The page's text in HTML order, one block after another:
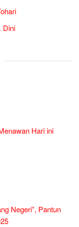
Dini
Hari ini
Negeri”, Pantun